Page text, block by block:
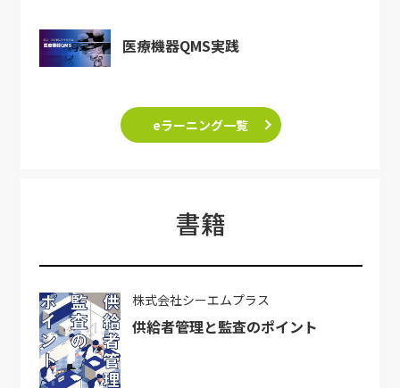
医療機器QMS実践
eラーニング一覧
書籍
株式会社シーエムプラス
供給者管理と監査のポイント